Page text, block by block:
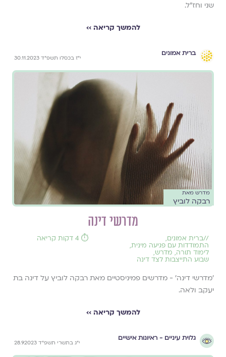
שני וחז"ל.
להמשך קריאה ››
ברית אמונים
י״ז בכסלו תשפ״ד 30.11.2023
מדרש מאת
רבקה לוביץ
מדרשי דינה
//ברית אמונים,
התמודדות עם פגיעה מינית,
לימוד תורה, מדרש,
שבוע התייצבות לצד דינה
⏱️ 4 דקות קריאה
'מדרשי דינה' - מדרשים פמיניסטיים מאת רבקה לוביץ על דינה בת
יעקב ולאה.
להמשך קריאה ››
גלוית עיניים - ראיונות אישיים
י״ג בתשרי תשפ״ד 28.9.2023